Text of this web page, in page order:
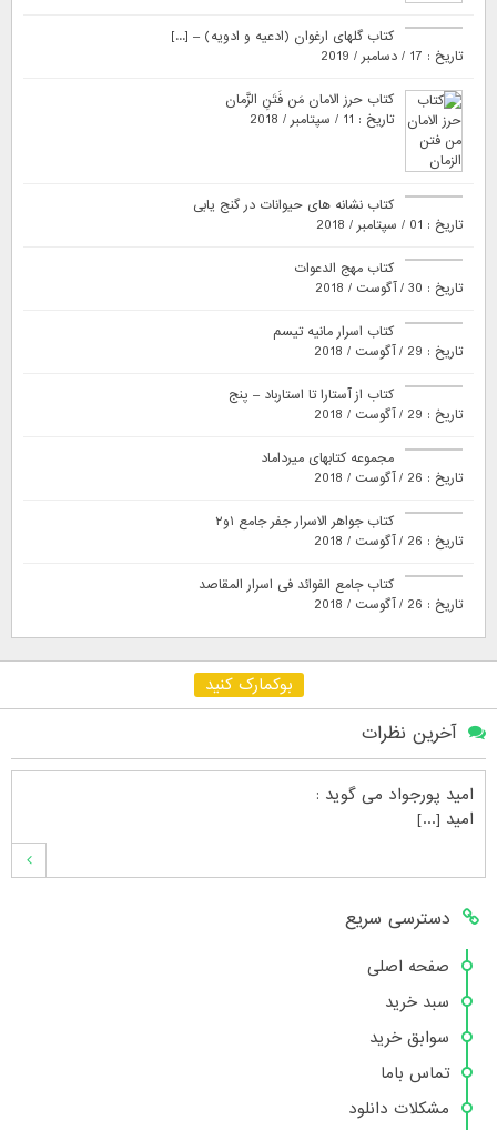
کتاب گلهای ارغوان (ادعیه و ادویه) – [...]
تاریخ : 17 / دسامبر / 2019
کتاب حرز الامان مَن فَتَنِ الزَّمان
تاریخ : 11 / سپتامبر / 2018
کتاب نشانه های حیوانات در گنج یابی
تاریخ : 01 / سپتامبر / 2018
کتاب مهج الدعوات
تاریخ : 30 / آگوست / 2018
کتاب اسرار مانیه تیسم
تاریخ : 29 / آگوست / 2018
کتاب از آستارا تا استارباد – پنج
تاریخ : 29 / آگوست / 2018
مجموعه کتابهای میرداماد
تاریخ : 26 / آگوست / 2018
کتاب جواهر الاسرار جفر جامع ۱و۲
تاریخ : 26 / آگوست / 2018
کتاب جامع الفوائد فی اسرار المقاصد
تاریخ : 26 / آگوست / 2018
بوکمارک کنید
آخرین نظرات
امید پورجواد می گوید :
امید [...]
محمدشهنوازیمی گوید :
سلام بنده محمد شهنوازی فقط بوسیله ا [...]
محمدمی گوید :
سلام تعداد کتاب۶در سایت زیاد نیست [...]
دسترسی سریع
صفحه اصلی
سبد خرید
سوابق خرید
تماس باما
مشکلات دانلود